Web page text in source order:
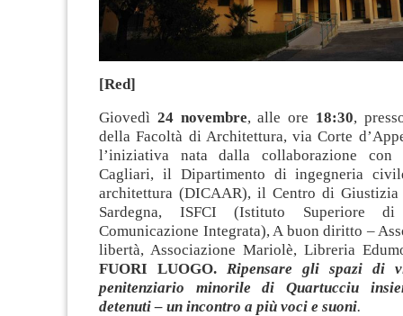
[Red]
Giovedì 24 novembre, alle ore 18:30,
della Facoltà di Architettura, via Corte
l’iniziativa nata dalla collaborazione con
Cagliari, il Dipartimento di ingegneria
architettura (DICAAR), il Centro di
Sardegna, ISFCI (Istituto Superiore
Comunicazione Integrata), A buon diritto –
libertà, Associazione Mariolè, Libreria
FUORI LUOGO. Ripensare gli spazi di
penitenziario minorile di Quartucciu
detenuti – un incontro a più voci e suoni.